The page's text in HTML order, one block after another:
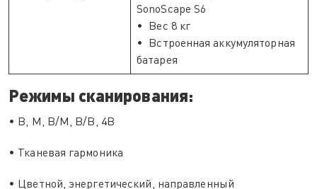
SonoScape S6
• Вес 8 кг
• Встроенная аккумуляторная
батарея
Режимы сканирования:
• В, М, В/М, В/В, 4В
• Тканевая гармоника
• Цветной, энергетический, направленный